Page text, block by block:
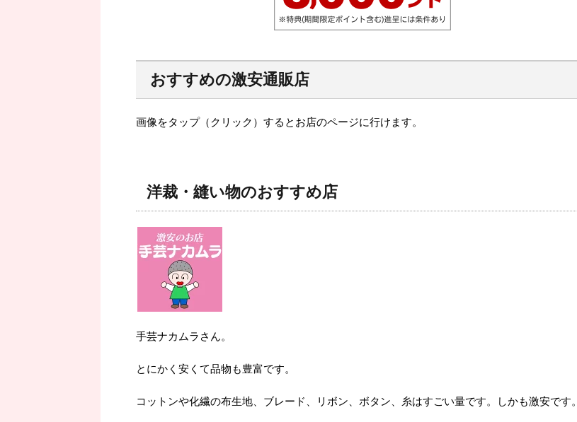
おすすめの激安通販店
画像をタップ（クリック）するとお店のページに行けます。
洋裁・縫い物のおすすめ店
手芸ナカムラさん。
とにかく安くて品物も豊富です。
コットンや化繊の布生地、ブレード、リボン、ボタン、糸はすごい量です。しかも激安です。